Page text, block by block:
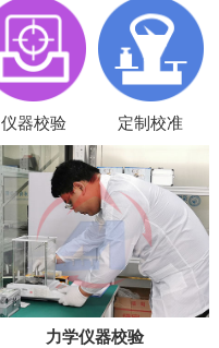
仪器校验 定制校准
力学仪器校验